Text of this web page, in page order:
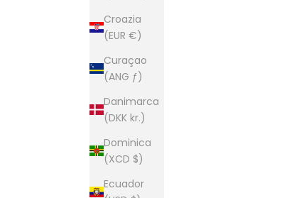
Croazia
(EUR €)
Curaçao
(ANG ƒ)
Danimarca
(DKK kr.)
Dominica
(XCD $)
Ecuador